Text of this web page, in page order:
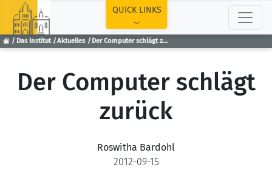
Das Institut Aktuelles Der Computer schlägt zurück
QUICK LINKS
Der Computer schlägt
zurück
Roswitha Bardohl
2012-09-15